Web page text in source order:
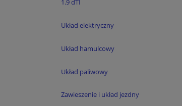
1.9 dTI
Układ elektryczny
Układ hamulcowy
Układ paliwowy
Zawieszenie i układ jezdny